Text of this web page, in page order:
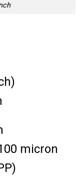
micron